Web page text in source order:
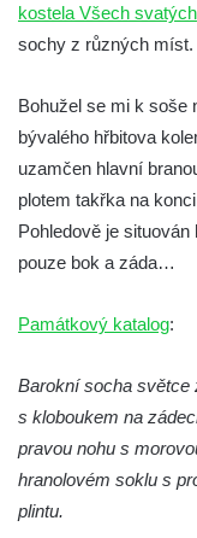
Socha Veledaněk
Socha Plejtvák
Socha Medvěd
Socha Mamutí
Socha Mamut
Socha Přátelství v
Socha Lišky v
Socha Kudlanka
Socha Vlčice s
kostela Všech svatých
sochy z různých míst.
Bohužel se mi k soše
bývalého hřbitova
uzamčen hlavní
plotem takřka na
Pohledově je
pouze bok a záda…
Památkový katalog:
Barokní socha světce
s kloboukem na
pravou nohu s
hranolovém soklu s
plintu.